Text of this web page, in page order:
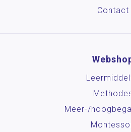
Contact
Meer-/